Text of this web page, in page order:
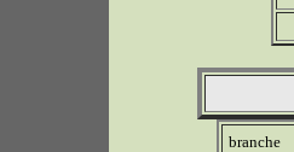
branche